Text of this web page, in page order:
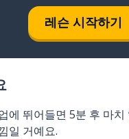
레슨 시작하기
에 뛰어들면 5분 후 마치
일 거예요.